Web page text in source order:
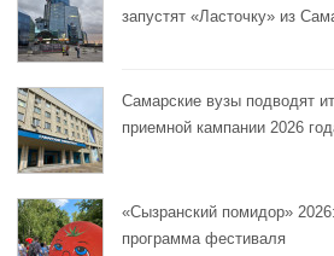
запустят «Ласточку» из
Самарские вузы подводят
приемной кампании 2026
«Сызранский помидор»
программа фестиваля